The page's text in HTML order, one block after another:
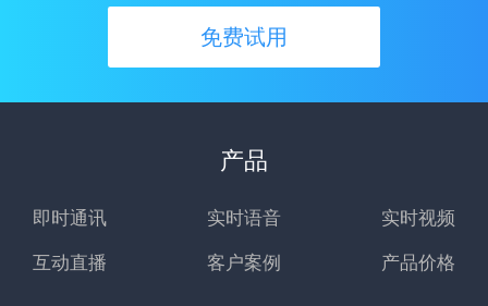
免费试用
产品
即时通讯 实时语音 实时视频
互动直播 客户案例 产品价格